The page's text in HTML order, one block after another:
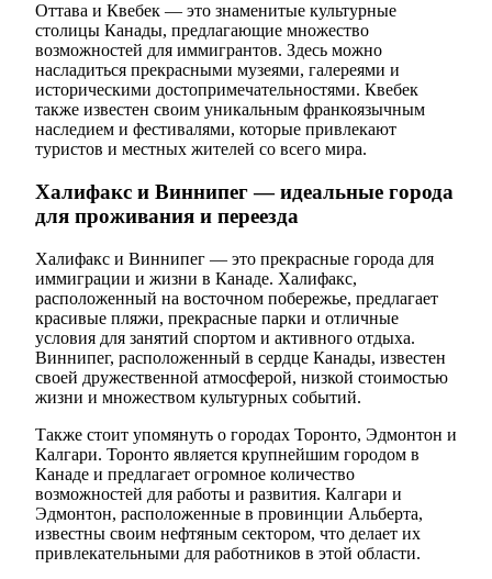
Оттава и Квебек — это знаменитые культурные
столицы Канады, предлагающие множество
возможностей для иммигрантов. Здесь можно
насладиться прекрасными музеями, галереями и
историческими достопримечательностями. Квебек
также известен своим уникальным франкоязычным
наследием и фестивалями, которые привлекают
туристов и местных жителей со всего мира.
Халифакс и Виннипег — идеальные города
для проживания и переезда
Халифакс и Виннипег — это прекрасные города для
иммиграции и жизни в Канаде. Халифакс,
расположенный на восточном побережье, предлагает
красивые пляжи, прекрасные парки и отличные
условия для занятий спортом и активного отдыха.
Виннипег, расположенный в сердце Канады, известен
своей дружественной атмосферой, низкой стоимостью
жизни и множеством культурных событий.
Также стоит упомянуть о городах Торонто, Эдмонтон и
Калгари. Торонто является крупнейшим городом в
Канаде и предлагает огромное количество
возможностей для работы и развития. Калгари и
Эдмонтон, расположенные в провинции Альберта,
известны своим нефтяным сектором, что делает их
привлекательными для работников в этой области.